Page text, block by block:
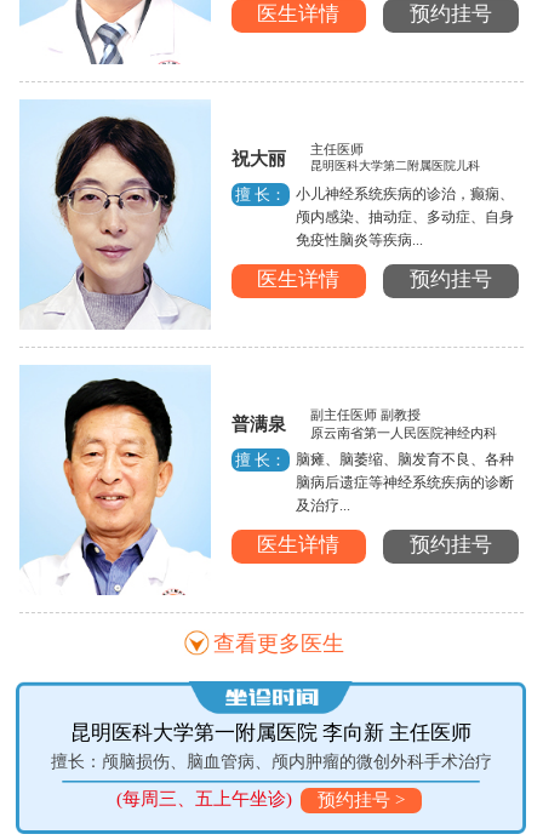
医生详情 预约挂号
祝大丽 主任医师
昆明医科大学第二附属医院儿科
擅 长：
小儿神经系统疾病的诊治，癫痫、
颅内感染、抽动症、多动症、自身
免疫性脑炎等疾病...
医生详情 预约挂号
普满泉
副主任医师 副教授
原云南省第一人民医院神经内科
擅 长：
脑瘫、脑萎缩、脑发育不良、各种
脑病后遗症等神经系统疾病的诊断
及治疗...
医生详情 预约挂号
查看更多医生
昆明医科大学第一附属医院 李向新 主任医师
擅长：颅脑损伤、脑血管病、颅内肿瘤的微创外科手术治疗
(每周三、五上午坐诊) 预约挂号 >